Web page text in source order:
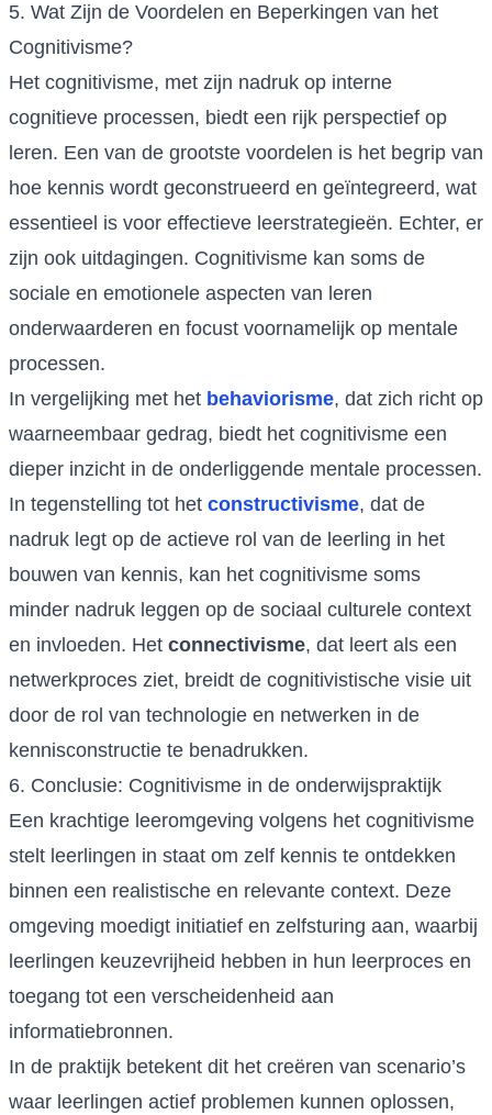
5. Wat Zijn de Voordelen en Beperkingen van het
Cognitivisme?
Het cognitivisme, met zijn nadruk op interne
cognitieve processen, biedt een rijk perspectief op
leren. Een van de grootste voordelen is het begrip van
hoe kennis wordt geconstrueerd en geïntegreerd, wat
essentieel is voor effectieve leerstrategieën. Echter, er
zijn ook uitdagingen. Cognitivisme kan soms de
sociale en emotionele aspecten van leren
onderwaarderen en focust voornamelijk op mentale
processen.
In vergelijking met het behaviorisme, dat zich richt op
waarneembaar gedrag, biedt het cognitivisme een
dieper inzicht in de onderliggende mentale processen.
In tegenstelling tot het constructivisme, dat de
nadruk legt op de actieve rol van de leerling in het
bouwen van kennis, kan het cognitivisme soms
minder nadruk leggen op de sociaal culturele context
en invloeden. Het connectivisme, dat leert als een
netwerkproces ziet, breidt de cognitivistische visie uit
door de rol van technologie en netwerken in de
kennisconstructie te benadrukken.
6. Conclusie: Cognitivisme in de onderwijspraktijk
Een krachtige leeromgeving volgens het cognitivisme
stelt leerlingen in staat om zelf kennis te ontdekken
binnen een realistische en relevante context. Deze
omgeving moedigt initiatief en zelfsturing aan, waarbij
leerlingen keuzevrijheid hebben in hun leerproces en
toegang tot een verscheidenheid aan
informatiebronnen.
In de praktijk betekent dit het creëren van scenario’s
waar leerlingen actief problemen kunnen oplossen,